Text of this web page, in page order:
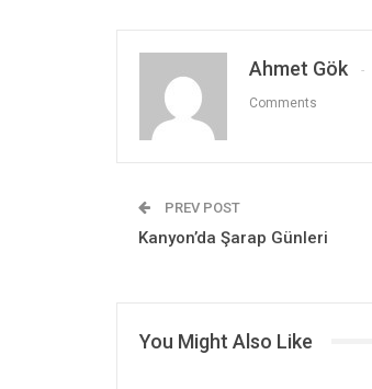
Ahmet Gök
Comments
PREV POST
Kanyon’da Şarap Günleri
You Might Also Like